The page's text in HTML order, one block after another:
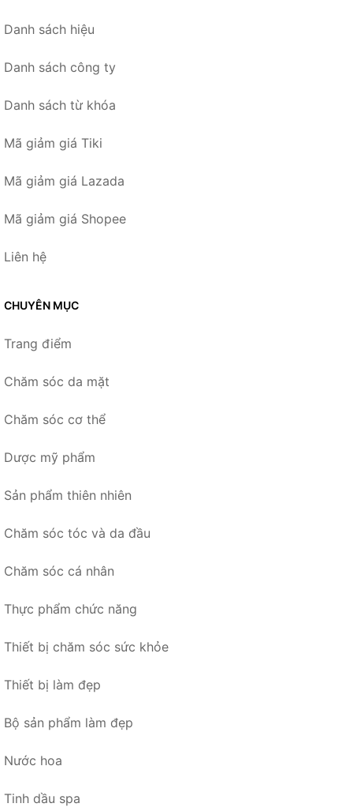
Danh sách hiệu
Danh sách công ty
Danh sách từ khóa
Mã giảm giá Tiki
Mã giảm giá Lazada
Mã giảm giá Shopee
Liên hệ
CHUYÊN MỤC
Trang điểm
Chăm sóc da mặt
Chăm sóc cơ thể
Dược mỹ phẩm
Sản phẩm thiên nhiên
Chăm sóc tóc và da đầu
Chăm sóc cá nhân
Thực phẩm chức năng
Thiết bị chăm sóc sức khỏe
Thiết bị làm đẹp
Bộ sản phẩm làm đẹp
Nước hoa
Tinh dầu spa